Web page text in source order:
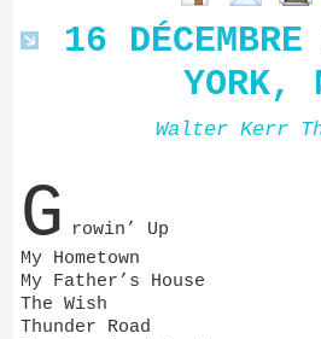
16
YORK,
Walter Kerr
G rowin’ Up
My Hometown
My Father’s House
The Wish
Thunder Road